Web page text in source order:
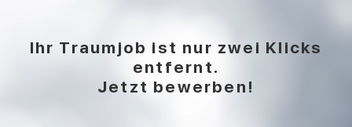
Ihr Traumjob ist nur zwei Klicks
entfernt.
Jetzt bewerben!